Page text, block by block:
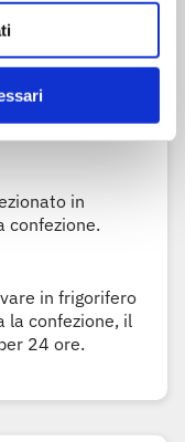
in
confezione.
in frigorifero
la confezione, il
24 ore.